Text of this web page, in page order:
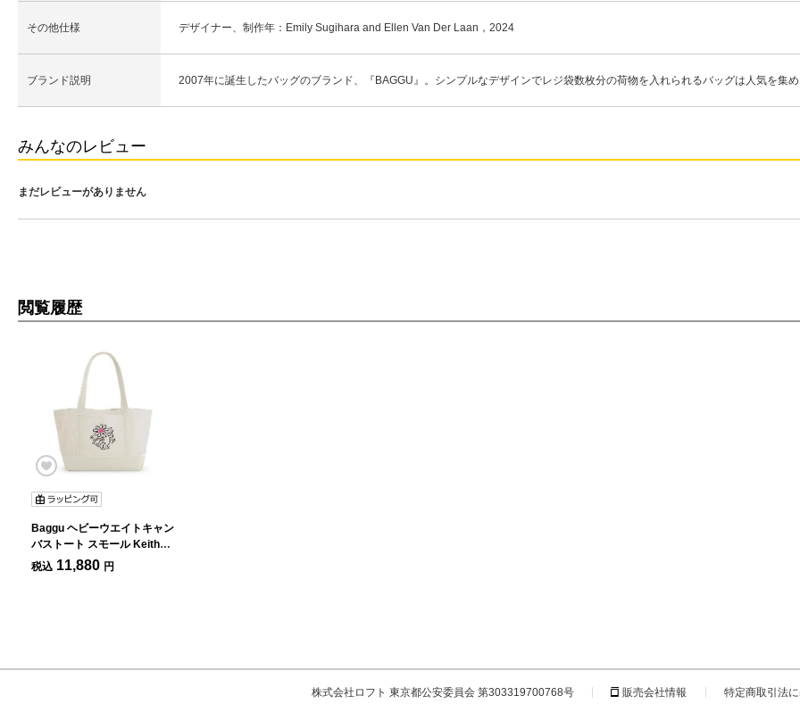
その他仕様 デザイナー、制作年：Emily Sugihara and Ellen Van Der Laan，2024
ブランド説明 2007年に誕生したバッグのブランド、『BAGGU』。シンプルなデザインでレジ袋数枚分の荷物を入れられるバッグは人気を集
みんなのレビュー
まだレビューがありません
閲覧履歴
Baggu ヘビーウエイトキャン
バストート スモール Keith
Haring Flower
税込 11,880 円
株式会社ロフト 東京都公安委員会 第303319700768号 販売会社情報 特定商取引法